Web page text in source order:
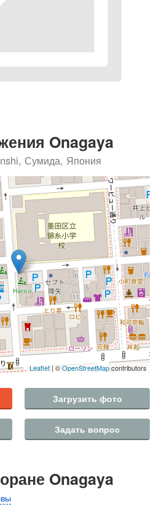
Onagaya
Сумида, Япония
Leaflet| ©OpenStreetMapcontributors
Загрузить фото
Задать вопрос
Onagaya